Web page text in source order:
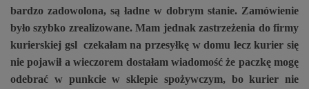
bardzo zadowolona, są ładne w dobrym stanie. Zamówienie
było szybko zrealizowane. Mam jednak zastrzeżenia do firmy
kurierskiej gsl czekałam na przesyłkę w domu lecz kurier się
nie pojawił a wieczorem dostałam wiadomość że paczkę mogę
odebrać w punkcie w sklepie spożywczym, bo kurier nie